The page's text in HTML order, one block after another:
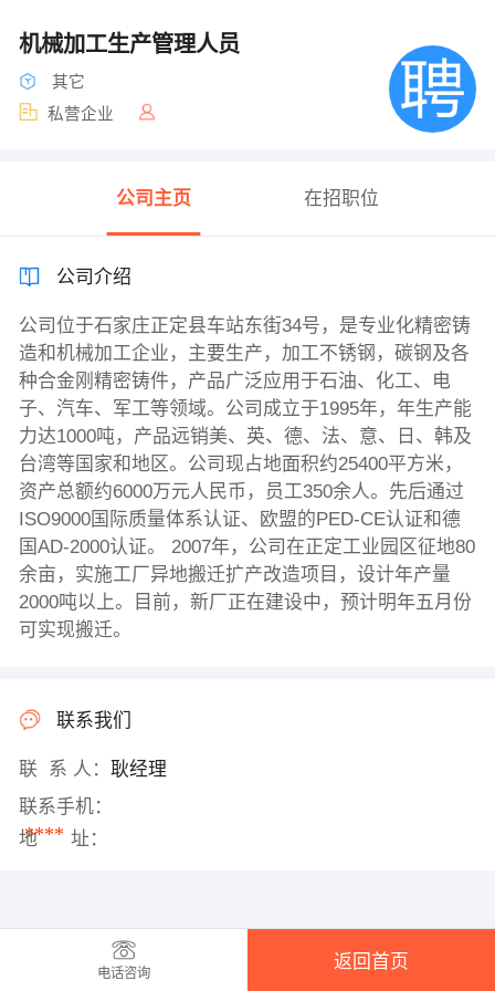
机械加工生产管理人员
其它
私营企业
公司主页 在招职位
公司介绍
公司位于石家庄正定县车站东街34号，是专业化精密铸
造和机械加工企业，主要生产，加工不锈钢，碳钢及各
种合金刚精密铸件，产品广泛应用于石油、化工、电
子、汽车、军工等领域。公司成立于1995年，年生产能
力达1000吨，产品远销美、英、德、法、意、日、韩及
台湾等国家和地区。公司现占地面积约25400平方米，
资产总额约6000万元人民币，员工350余人。先后通过
ISO9000国际质量体系认证、欧盟的PED-CE认证和德
国AD-2000认证。 2007年，公司在正定工业园区征地80
余亩，实施工厂异地搬迁扩产改造项目，设计年产量
2000吨以上。目前，新厂正在建设中，预计明年五月份
可实现搬迁。
联系我们
联 系 人： 耿经理
联系手机：
****
地 址：
电话咨询
返回首页